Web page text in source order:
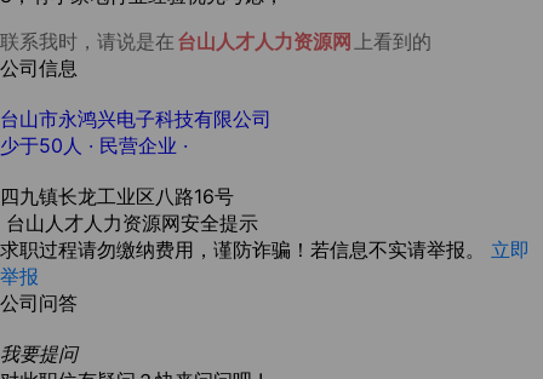
联系我时，请说是在 台山人才人力资源网 上看到的
公司信息
台山市永鸿兴电子科技有限公司
少于50人 · 民营企业 ·
四九镇长龙工业区八路16号
台山人才人力资源网安全提示
求职过程请勿缴纳费用，谨防诈骗！若信息不实请举报。 立即
举报
公司问答
我要提问